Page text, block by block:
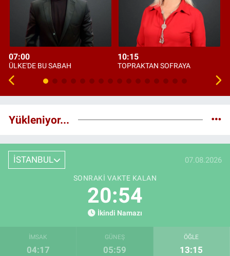
07:00
ÜLKE'DE BU SABAH
10:15
TOPRAKTAN SOFRAYA
Yükleniyor...
İSTANBUL 07.08.2026
SONRAKI VAKTE KALAN
20:53
İkindi Namazı
İMSAK
04:17
GÜNEŞ
05:59
ÖĞLE
13:15